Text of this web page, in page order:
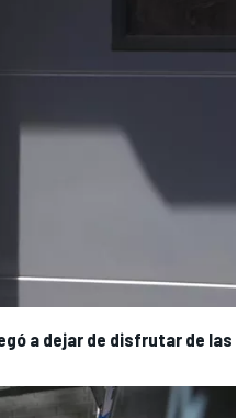
a dejar de disfrutar de las